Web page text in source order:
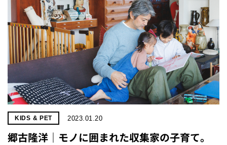
KIDS & PET 2023.01.20
郷古隆洋｜モノに囲まれた収集家の子育て。